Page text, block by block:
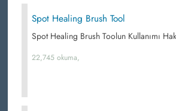
Spot Healing Brush Tool
Spot Healing Brush Toolun Kullanımı
22,745 okuma,